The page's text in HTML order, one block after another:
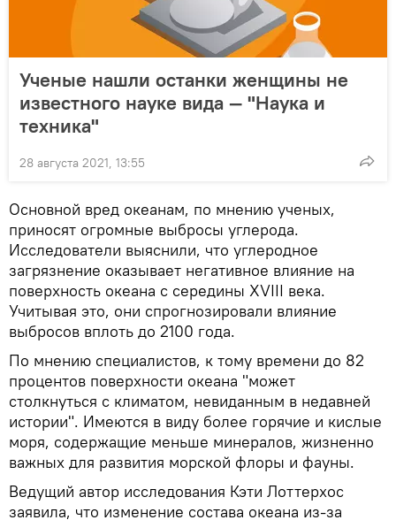
Ученые нашли останки женщины не
известного науке вида — "Наука и
техника"
28 августа 2021, 13:55
Основной вред океанам, по мнению ученых,
приносят огромные выбросы углерода.
Исследователи выяснили, что углеродное
загрязнение оказывает негативное влияние на
поверхность океана с середины XVIII века.
Учитывая это, они спрогнозировали влияние
выбросов вплоть до 2100 года.
По мнению специалистов, к тому времени до 82
процентов поверхности океана "может
столкнуться с климатом, невиданным в недавней
истории". Имеются в виду более горячие и кислые
моря, содержащие меньше минералов, жизненно
важных для развития морской флоры и фауны.
Ведущий автор исследования Кэти Лоттерхос
заявила, что изменение состава океана из-за